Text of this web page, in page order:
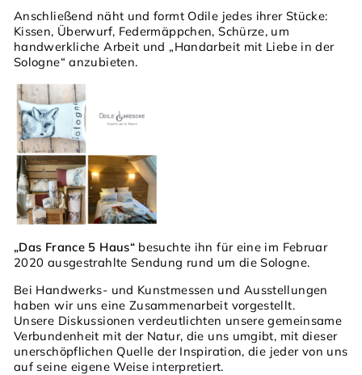
Anschließend näht und formt Odile jedes ihrer Stücke:
Kissen, Überwurf, Federmäppchen, Schürze, um
handwerkliche Arbeit und „Handarbeit mit Liebe in der
Sologne“ anzubieten.
„Das France 5 Haus“ besuchte ihn für eine im Februar
2020 ausgestrahlte Sendung rund um die Sologne.
Bei Handwerks- und Kunstmessen und Ausstellungen
haben wir uns eine Zusammenarbeit vorgestellt.
Unsere Diskussionen verdeutlichten unsere gemeinsame
Verbundenheit mit der Natur, die uns umgibt, mit dieser
unerschöpflichen Quelle der Inspiration, die jeder von uns
auf seine eigene Weise interpretiert.